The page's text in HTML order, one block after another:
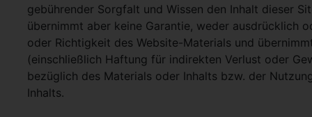
gebührender Sorgfalt und Wissen den Inhalt dieser
übernimmt aber keine Garantie, weder ausdrücklich
oder Richtigkeit des Website-Materials und
(einschließlich Haftung für indirekten Verlust oder
bezüglich des Materials oder Inhalts bzw. der
Inhalts.